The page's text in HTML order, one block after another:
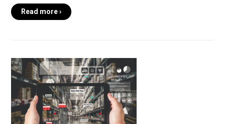
Read more ›